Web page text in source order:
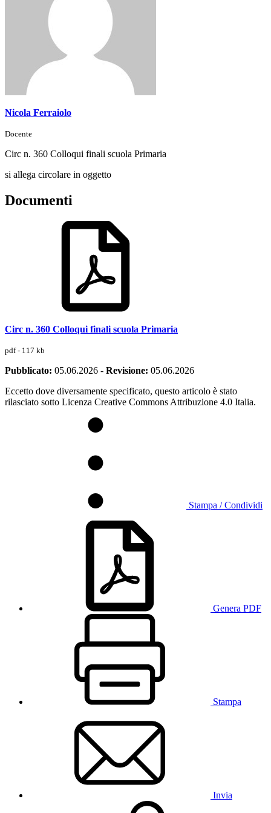
Nicola Ferraiolo
Docente
Circ n. 360 Colloqui finali scuola Primaria
si allega circolare in oggetto
Documenti
Circ n. 360 Colloqui finali scuola Primaria
pdf - 117 kb
Pubblicato: 05.06.2026 - Revisione: 05.06.2026
Eccetto dove diversamente specificato, questo articolo è stato
rilasciato sotto Licenza Creative Commons Attribuzione 4.0 Italia.
Stampa / Condividi
Genera PDF
Stampa
Invia